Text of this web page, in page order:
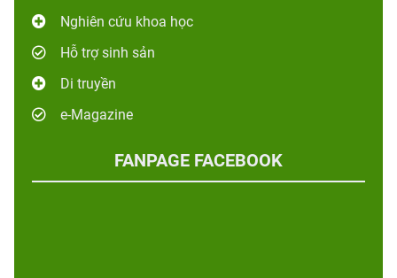
Nghiên cứu khoa học
Hỗ trợ sinh sản
Di truyền
e-Magazine
FANPAGE FACEBOOK